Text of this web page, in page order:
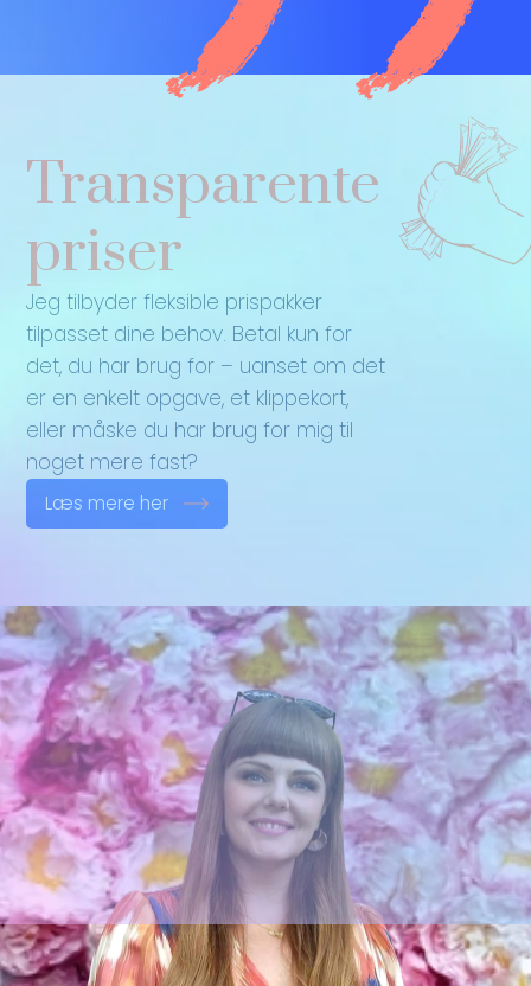
Transparente
priser
Jeg tilbyder fleksible prispakker
tilpasset dine behov. Betal kun for
det, du har brug for – uanset om det
er en enkelt opgave, et klippekort,
eller måske du har brug for mig til
noget mere fast?
Læs mere her